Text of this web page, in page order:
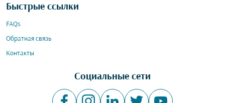
Быстрые ссылки
FAQs
Обратная связь
Контакты
Социальные сети